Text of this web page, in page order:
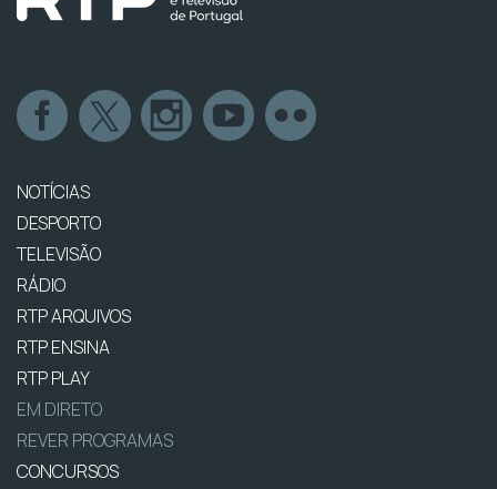
NOTÍCIAS
DESPORTO
TELEVISÃO
RÁDIO
RTP ARQUIVOS
RTP ENSINA
RTP PLAY
EM DIRETO
REVER PROGRAMAS
CONCURSOS